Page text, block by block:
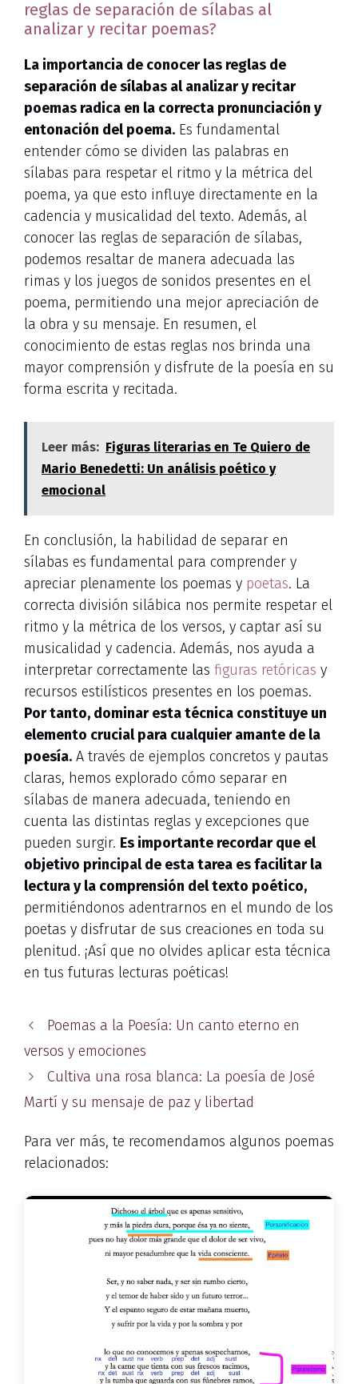
reglas de separación de sílabas al
analizar y recitar poemas?
La importancia de conocer las reglas de
separación de sílabas al analizar y recitar
poemas radica en la correcta pronunciación y
entonación del poema. Es fundamental
entender cómo se dividen las palabras en
sílabas para respetar el ritmo y la métrica del
poema, ya que esto influye directamente en la
cadencia y musicalidad del texto. Además, al
conocer las reglas de separación de sílabas,
podemos resaltar de manera adecuada las
rimas y los juegos de sonidos presentes en el
poema, permitiendo una mejor apreciación de
la obra y su mensaje. En resumen, el
conocimiento de estas reglas nos brinda una
mayor comprensión y disfrute de la poesía en su
forma escrita y recitada.
Leer más: Figuras literarias en Te Quiero de
Mario Benedetti: Un análisis poético y
emocional
En conclusión, la habilidad de separar en
sílabas es fundamental para comprender y
apreciar plenamente los poemas y poetas. La
correcta división silábica nos permite respetar el
ritmo y la métrica de los versos, y captar así su
musicalidad y cadencia. Además, nos ayuda a
interpretar correctamente las figuras retóricas y
recursos estilísticos presentes en los poemas.
Por tanto, dominar esta técnica constituye un
elemento crucial para cualquier amante de la
poesía. A través de ejemplos concretos y pautas
claras, hemos explorado cómo separar en
sílabas de manera adecuada, teniendo en
cuenta las distintas reglas y excepciones que
pueden surgir. Es importante recordar que el
objetivo principal de esta tarea es facilitar la
lectura y la comprensión del texto poético,
permitiéndonos adentrarnos en el mundo de los
poetas y disfrutar de sus creaciones en toda su
plenitud. ¡Así que no olvides aplicar esta técnica
en tus futuras lecturas poéticas!
Poemas a la Poesía: Un canto eterno en
versos y emociones
Cultiva una rosa blanca: La poesía de José
Martí y su mensaje de paz y libertad
Para ver más, te recomendamos algunos poemas
relacionados: